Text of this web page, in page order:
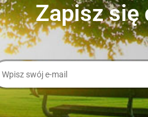
Zapisz się